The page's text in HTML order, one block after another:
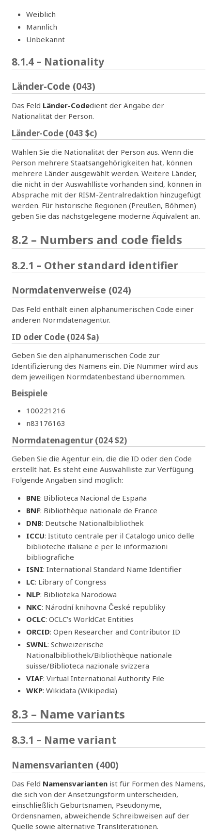
Weiblich
Männlich
Unbekannt
8.1.4 – Nationality
Länder-Code (043)
Das Feld Länder-Codedient der Angabe der
Nationalität der Person.
Länder-Code (043 $c)
Wählen Sie die Nationalität der Person aus. Wenn die
Person mehrere Staatsangehörigkeiten hat, können
mehrere Länder ausgewählt werden. Weitere Länder,
die nicht in der Auswahlliste vorhanden sind, können in
Absprache mit der RISM-Zentralredaktion hinzugefügt
werden. Für historische Regionen (Preußen, Böhmen)
geben Sie das nächstgelegene moderne Äquivalent an.
8.2 – Numbers and code fields
8.2.1 – Other standard identifier
Normdatenverweise (024)
Das Feld enthält einen alphanumerischen Code einer
anderen Normdatenagentur.
ID oder Code (024 $a)
Geben Sie den alphanumerischen Code zur
Identifizierung des Namens ein. Die Nummer wird aus
dem jeweiligen Normdatenbestand übernommen.
Beispiele
100221216
n83176163
Normdatenagentur (024 $2)
Geben Sie die Agentur ein, die die ID oder den Code
erstellt hat. Es steht eine Auswahlliste zur Verfügung.
Folgende Angaben sind möglich:
BNE: Biblioteca Nacional de España
BNF: Bibliothèque nationale de France
DNB: Deutsche Nationalbibliothek
ICCU: Istituto centrale per il Catalogo unico delle
biblioteche italiane e per le informazioni
bibliografiche
ISNI: International Standard Name Identifier
LC: Library of Congress
NLP: Biblioteka Narodowa
NKC: Národní knihovna České republiky
OCLC: OCLC’s WorldCat Entities
ORCID: Open Researcher and Contributor ID
SWNL: Schweizerische
Nationalbibliothek/Bibliothèque nationale
suisse/Biblioteca nazionale svizzera
VIAF: Virtual International Authority File
WKP: Wikidata (Wikipedia)
8.3 – Name variants
8.3.1 – Name variant
Namensvarianten (400)
Das Feld Namensvarianten ist für Formen des Namens,
die sich von der Ansetzungsform unterscheiden,
einschließlich Geburtsnamen, Pseudonyme,
Ordensnamen, abweichende Schreibweisen auf der
Quelle sowie alternative Transliterationen.